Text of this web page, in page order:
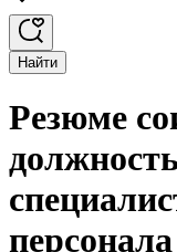
Найти
Резюме